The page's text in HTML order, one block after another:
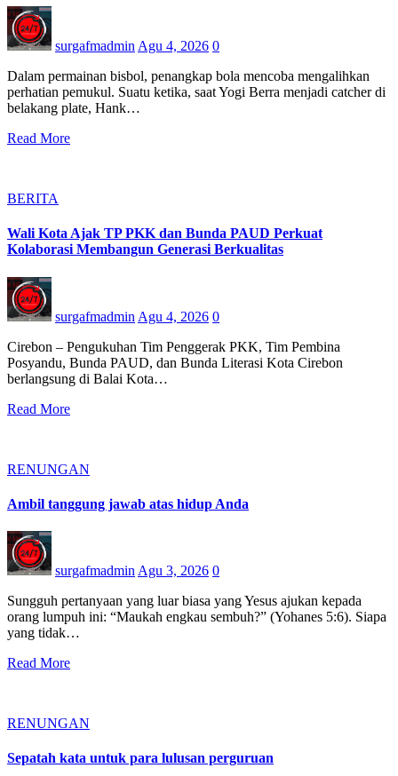
surgafmadmin Agu 4, 2026 0
Dalam permainan bisbol, penangkap bola mencoba mengalihkan
perhatian pemukul. Suatu ketika, saat Yogi Berra menjadi catcher di
belakang plate, Hank…
Read More
BERITA
Wali Kota Ajak TP PKK dan Bunda PAUD Perkuat
Kolaborasi Membangun Generasi Berkualitas
surgafmadmin Agu 4, 2026 0
Cirebon – Pengukuhan Tim Penggerak PKK, Tim Pembina
Posyandu, Bunda PAUD, dan Bunda Literasi Kota Cirebon
berlangsung di Balai Kota…
Read More
RENUNGAN
Ambil tanggung jawab atas hidup Anda
surgafmadmin Agu 3, 2026 0
Sungguh pertanyaan yang luar biasa yang Yesus ajukan kepada
orang lumpuh ini: “Maukah engkau sembuh?” (Yohanes 5:6). Siapa
yang tidak…
Read More
RENUNGAN
Sepatah kata untuk para lulusan perguruan